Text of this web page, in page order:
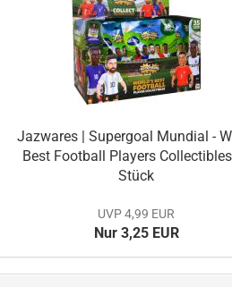
Jaz­wa­res | Su­per­goal Mun­di­al -
Best Foot­ball Play­ers
Stück
UVP 4,99 EUR
Nur 3,25 EUR